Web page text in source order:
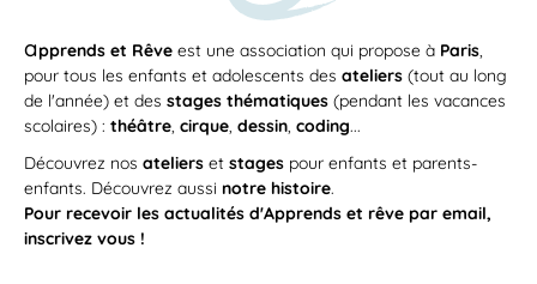
apprends et Rêve est une association qui propose à Paris,
pour tous les enfants et adolescents des ateliers (tout au long
de l'année) et des stages thématiques (pendant les vacances
scolaires) : théâtre, cirque, dessin, coding...
Découvrez nos ateliers et stages pour enfants et parents-
enfants. Découvrez aussi notre histoire.
Pour recevoir les actualités d'Apprends et rêve par email,
inscrivez vous !